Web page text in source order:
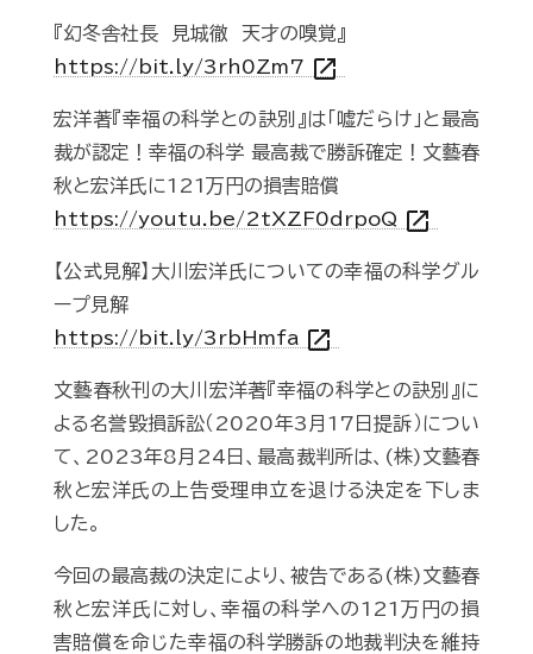
『幻冬舎社長 見城徹 天才の嗅覚』
https://bit.ly/3rh0Zm7 open_in_new
宏洋著『幸福の科学との訣別』は「嘘だらけ」と最高
裁が認定！幸福の科学 最高裁で勝訴確定！文藝春
秋と宏洋氏に121万円の損害賠償
https://youtu.be/2tXZF0drpoQ open_in_new
【公式見解】大川宏洋氏についての幸福の科学グル
ープ見解
https://bit.ly/3rbHmfa open_in_new
文藝春秋刊の大川宏洋著『幸福の科学との訣別』に
よる名誉毀損訴訟（2020年3月17日提訴）につい
て、2023年8月24日、最高裁判所は、(株)文藝春
秋と宏洋氏の上告受理申立を退ける決定を下しま
した。
今回の最高裁の決定により、被告である(株)文藝春
秋と宏洋氏に対し、幸福の科学への121万円の損
害賠償を命じた幸福の科学勝訴の地裁判決を維持